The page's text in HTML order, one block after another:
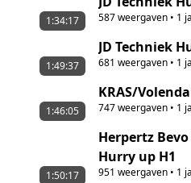
587weergaven• 1
1:34:17
JD Techniek
681 weergaven• 1
1:49:37
KRAS/
747weergaven• 1
1:46:05
Herpertz Bevo
Hurry up H1
951 weergaven• 1
1:50:17